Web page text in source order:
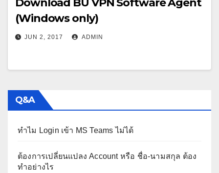
Download BU VPN Software Agent
(Windows only)
JUN 2, 2017 ADMIN
Q&A
ทำไม Login เข้า MS Teams ไม่ได้
ต้องการเปลี่ยนแปลง Account หรือ ชื่อ-นามสกุล ต้อง
ทำอย่างไร